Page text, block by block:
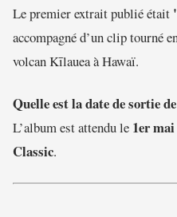
Le premier extrait publié était
accompagné d’un clip tourné
volcan Kīlauea à Hawaï.
Quelle est la date de sortie
L’album est attendu le 1er
Classic.